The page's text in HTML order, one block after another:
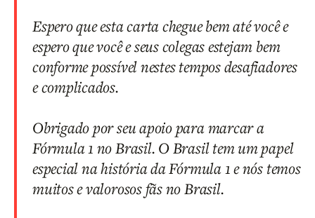
Espero que esta carta chegue bem até você e
espero que você e seus colegas estejam bem
conforme possível nestes tempos desafiadores
e complicados.
Obrigado por seu apoio para marcar a
Fórmula 1 no Brasil. O Brasil tem um papel
especial na história da Fórmula 1 e nós temos
muitos e valorosos fãs no Brasil.